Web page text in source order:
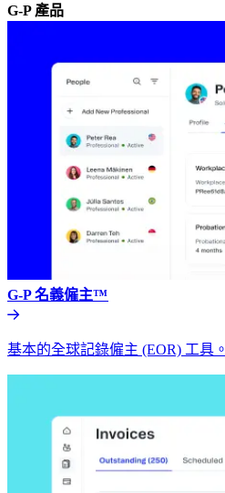
G-P 產品​​
G-P 名義僱主™​​
基本的全球記錄僱主 (EOR) 工具。​​